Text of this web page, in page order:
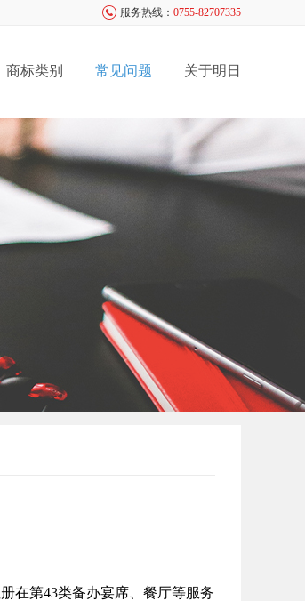
服务热线： 0755-82707335
商标类别 常见问题 关于明日
在第43类备办宴席、餐厅等服务